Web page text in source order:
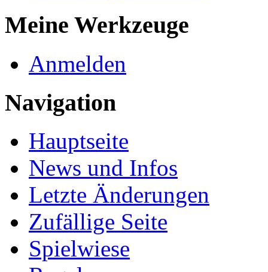
Meine Werkzeuge
Anmelden
Navigation
Hauptseite
News und Infos
Letzte Änderungen
Zufällige Seite
Spielwiese